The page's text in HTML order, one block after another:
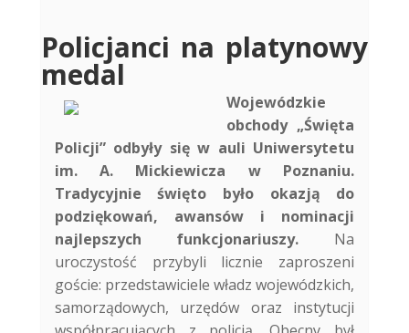
Policjanci na platynowy
medal
Wojewódzkie
obchody „Święta
Policji” odbyły się w auli Uniwersytetu
im. A. Mickiewicza w Poznaniu.
Tradycyjnie święto było okazją do
podziękowań, awansów i nominacji
najlepszych funkcjonariuszy. Na
uroczystość przybyli licznie zaproszeni
goście: przedstawiciele władz wojewódzkich,
samorządowych, urzędów oraz instytucji